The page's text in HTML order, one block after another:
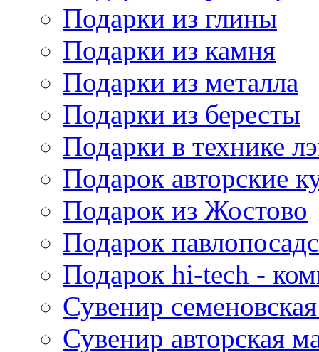
Подарки из глины
Подарки из камня
Подарки из металла
Подарки из бересты
Подарки в технике
Подарок авторские
Подарок из Жостово
Подарок
Подарок hi-tech -
Сувенир
Сувенир авторская